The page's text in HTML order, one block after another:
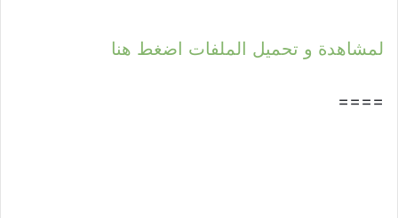
لمشاهدة و تحميل الملفات اضغط هنا
====